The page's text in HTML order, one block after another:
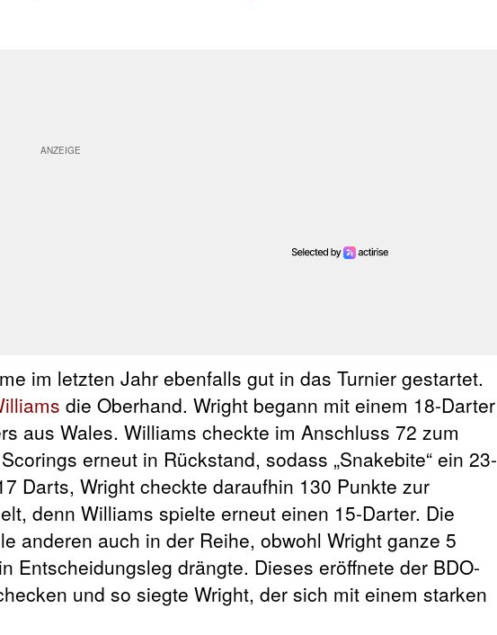
im letzten Jahr ebenfalls gut in das Turnier gestartet.
die Oberhand. Wright begann mit einem 18-Darter
aus Wales. Williams checkte im Anschluss 72 zum
erneut in Rückstand, sodass „Snakebite“ ein 23-
Darts, Wright checkte daraufhin 130 Punkte zur
denn Williams spielte erneut einen 15-Darter. Die
anderen auch in der Reihe, obwohl Wright ganze 5
Entscheidungsleg drängte. Dieses eröffnete der BDO-
und so siegte Wright, der sich mit einem starken